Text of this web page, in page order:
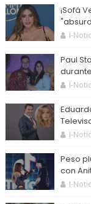
¡Sofá
I-
Paul
I-
I-
Peso
con
I-